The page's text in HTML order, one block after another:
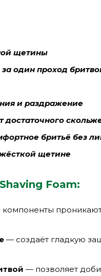
щетины
один проход
и раздражение
бритьё без
щетине
Foam:
проникают
— создаёт гладкую
— позволяет